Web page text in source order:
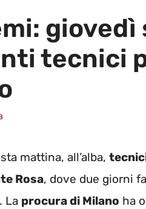
tecnici
mattina, all’alba,
Rosa, dove due giorni
La procura di Milano ha